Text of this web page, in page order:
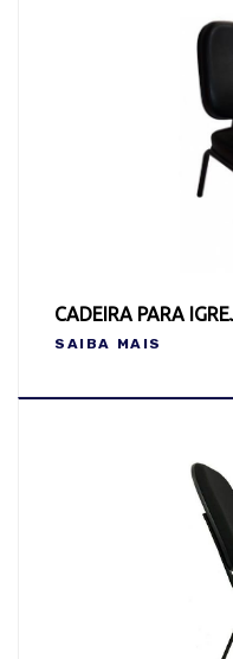
CADEIRA PARA
SAIBA MAIS